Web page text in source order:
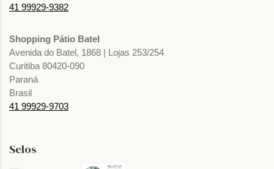
41 99929-9382
Shopping Pátio Batel
Avenida do Batel, 1868 | Lojas 253/254
Curitiba 80420-090
Paraná
Brasil
41 99929-9703
Selos